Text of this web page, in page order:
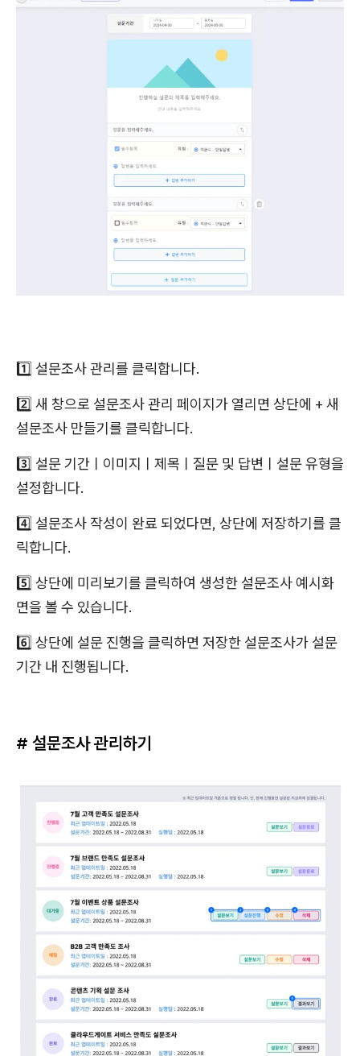
1️⃣ 설문조사 관리를 클릭합니다.
2️⃣ 새 창으로 설문조사 관리 페이지가 열리면 상단에 + 새
설문조사 만들기를 클릭합니다.
3️⃣ 설문 기간ㅣ이미지ㅣ제목ㅣ질문 및 답변ㅣ설문 유형을
설정합니다.
4️⃣ 설문조사 작성이 완료 되었다면, 상단에 저장하기를 클
릭합니다.
5️⃣ 상단에 미리보기를 클릭하여 생성한 설문조사 예시화
면을 볼 수 있습니다.
6️⃣ 상단에 설문 진행을 클릭하면 저장한 설문조사가 설문
기간 내 진행됩니다.
# 설문조사 관리하기